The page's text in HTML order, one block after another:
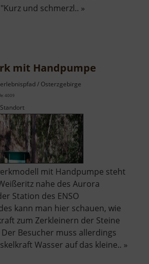
und schmerzl.. »
mit Handpumpe
/ Osterzgebirge
4009
mit Handpumpe steht
nahe des Aurora
Station des ENSO
kann man hier schauen, wie
zum Zerkleinern der Steine
Besucher muss allerdings
Wasser auf das kleine.. »